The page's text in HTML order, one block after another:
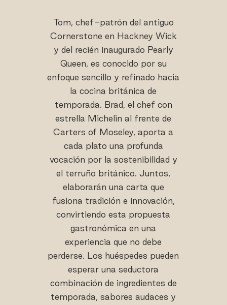
Tom, chef-patrón del antiguo
Cornerstone en Hackney Wick
y del recién inaugurado Pearly
Queen, es conocido por su
enfoque sencillo y refinado hacia
la cocina británica de
temporada. Brad, el chef con
estrella Michelin al frente de
Carters of Moseley, aporta a
cada plato una profunda
vocación por la sostenibilidad y
el terruño británico. Juntos,
elaborarán una carta que
fusiona tradición e innovación,
convirtiendo esta propuesta
gastronómica en una
experiencia que no debe
perderse. Los huéspedes pueden
esperar una seductora
combinación de ingredientes de
temporada, sabores audaces y